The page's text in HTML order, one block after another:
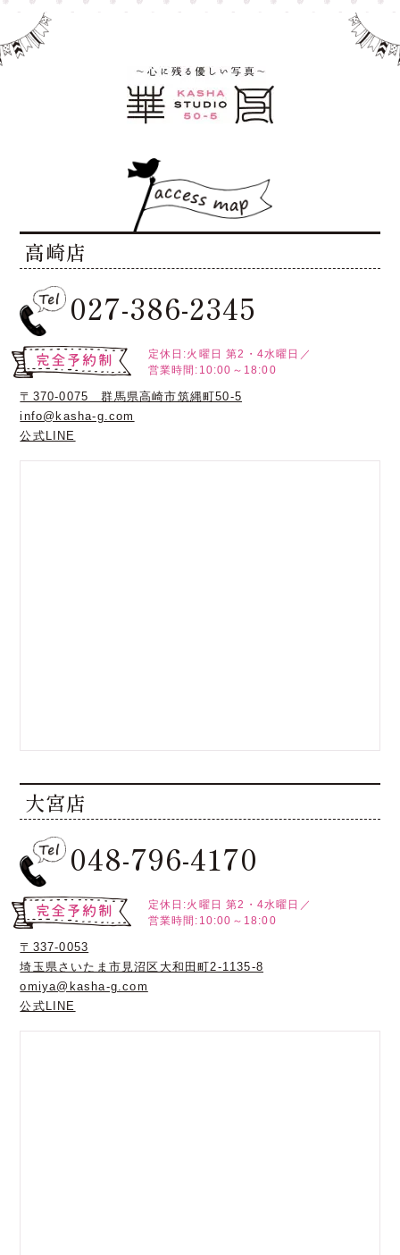
高崎店
027-386-2345
定休日:火曜日 第2・4水曜日／
営業時間:10:00～18:00
〒370-0075 群馬県高崎市筑縄町50-5
info@kasha-g.com
公式LINE
大宮店
048-796-4170
定休日:火曜日 第2・4水曜日／
営業時間:10:00～18:00
〒337-0053
埼玉県さいたま市見沼区大和田町2-1135-8
omiya@kasha-g.com
公式LINE